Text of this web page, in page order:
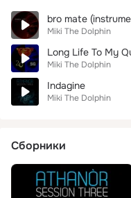
bro mate
Miki The Dolphin
Miki The Dolphin
Indagine
Miki The Dolphin
Сборники